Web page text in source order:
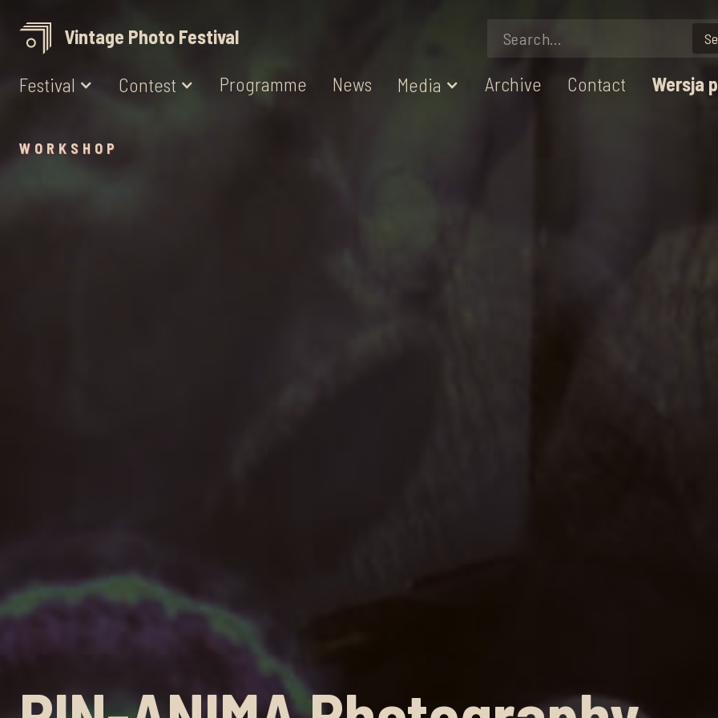
Vintage Photo Festival
Festival Contest Programme News Media Archive Contact Wersja
WORKSHOP